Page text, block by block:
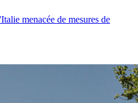
menacée de mesures de